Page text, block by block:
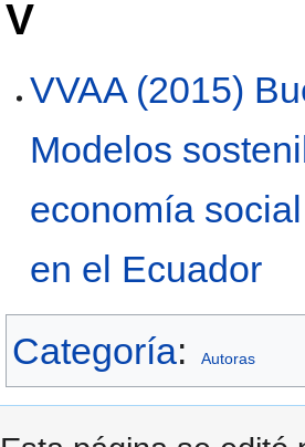
V
VVAA (2015)
Modelos
economía
en el Ecuador
Categoría: Autoras